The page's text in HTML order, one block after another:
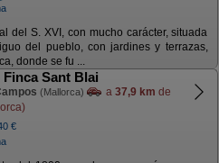
del S. XVI, con mucho carácter, situada
del pueblo, con jardines y terrazas,
donde se fu ...
Sant Blai
(Mallorca) a 37,9 km de
€